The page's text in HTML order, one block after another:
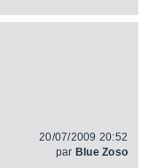
20/07/2009 20:52
par Blue Zoso